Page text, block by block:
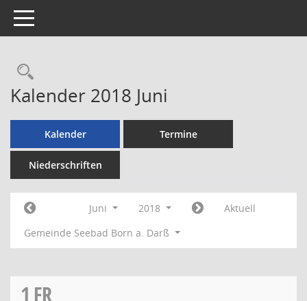
Toggle navigation
Rechercheauswahl
Kalender 2018 Juni
Kalender Termine
Niederschriften
Juni 2018
Aktuell
Gemeinde Seebad Born a. Darß
1 FR